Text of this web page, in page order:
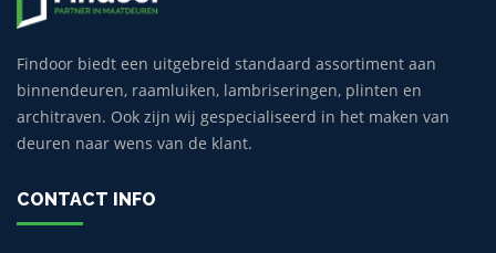
Findoor biedt een uitgebreid standaard assortiment aan
binnendeuren, raamluiken, lambriseringen, plinten en
architraven. Ook zijn wij gespecialiseerd in het maken van
deuren naar wens van de klant.
CONTACT INFO